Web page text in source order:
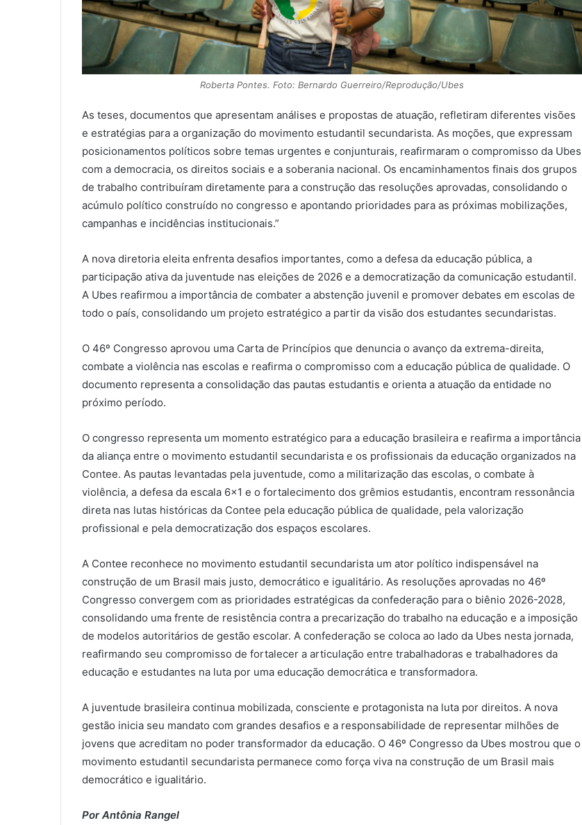
Roberta Pontes. Foto: Bernardo Guerreiro/Reprodução/Ubes
As teses, documentos que apresentam análises e propostas de atuação, refletiram diferentes visões
e estratégias para a organização do movimento estudantil secundarista. As moções, que expressam
posicionamentos políticos sobre temas urgentes e conjunturais, reafirmaram o compromisso da Ubes
com a democracia, os direitos sociais e a soberania nacional. Os encaminhamentos finais dos grupos
de trabalho contribuíram diretamente para a construção das resoluções aprovadas, consolidando o
acúmulo político construído no congresso e apontando prioridades para as próximas mobilizações,
campanhas e incidências institucionais.”
A nova diretoria eleita enfrenta desafios importantes, como a defesa da educação pública, a
participação ativa da juventude nas eleições de 2026 e a democratização da comunicação estudantil.
A Ubes reafirmou a importância de combater a abstenção juvenil e promover debates em escolas de
todo o país, consolidando um projeto estratégico a partir da visão dos estudantes secundaristas.
O 46º Congresso aprovou uma Carta de Princípios que denuncia o avanço da extrema-direita,
combate a violência nas escolas e reafirma o compromisso com a educação pública de qualidade. O
documento representa a consolidação das pautas estudantis e orienta a atuação da entidade no
próximo período.
O congresso representa um momento estratégico para a educação brasileira e reafirma a importância
da aliança entre o movimento estudantil secundarista e os profissionais da educação organizados na
Contee. As pautas levantadas pela juventude, como a militarização das escolas, o combate à
violência, a defesa da escala 6×1 e o fortalecimento dos grêmios estudantis, encontram ressonância
direta nas lutas históricas da Contee pela educação pública de qualidade, pela valorização
profissional e pela democratização dos espaços escolares.
A Contee reconhece no movimento estudantil secundarista um ator político indispensável na
construção de um Brasil mais justo, democrático e igualitário. As resoluções aprovadas no 46º
Congresso convergem com as prioridades estratégicas da confederação para o biênio 2026-2028,
consolidando uma frente de resistência contra a precarização do trabalho na educação e a imposição
de modelos autoritários de gestão escolar. A confederação se coloca ao lado da Ubes nesta jornada,
reafirmando seu compromisso de fortalecer a articulação entre trabalhadoras e trabalhadores da
educação e estudantes na luta por uma educação democrática e transformadora.
A juventude brasileira continua mobilizada, consciente e protagonista na luta por direitos. A nova
gestão inicia seu mandato com grandes desafios e a responsabilidade de representar milhões de
jovens que acreditam no poder transformador da educação. O 46º Congresso da Ubes mostrou que o
movimento estudantil secundarista permanece como força viva na construção de um Brasil mais
democrático e igualitário.
Por Antônia Rangel